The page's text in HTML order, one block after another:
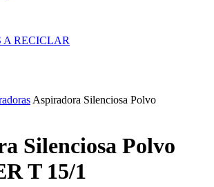
RECICLAR
Aspiradora Silenciosa Polvo
Silenciosa Polvo
T 15/1